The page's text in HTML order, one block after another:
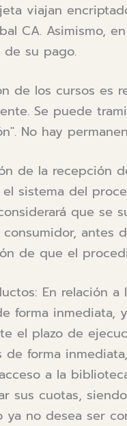
viajan
CA. Asimismo,
su pago.
de los cursos es
Se puede
No hay
de la recepción
el sistema del
que se
consumidor,
de que el
En relación
forma
el plazo de
de forma
a la
sus cuotas,
ya no desea ser